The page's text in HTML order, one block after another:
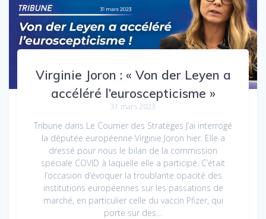
Virginie Joron : « Von der Leyen a
accéléré l’euroscepticisme »
31 mars 2023
Tribune dans Le Courrier des Stratèges J’ai interrogé
la députée européenne Virginie Joron hier. Elle a
dressé pour nous le bilan de la commission
spéciale COVID à laquelle elle a participé. C’était
l’occasion d’évoquer la troublante opacité des
institutions européennes sur les passations de
marché, en particulier celle du vaccin Pfizer, qui
porte sur des…